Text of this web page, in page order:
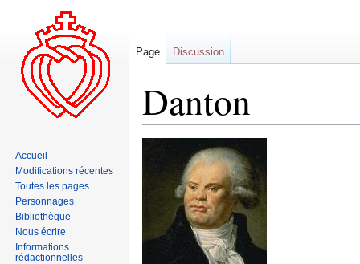
Danton
navigation
recherche
Page Discussion
Accueil
Modifications récentes
Toutes les pages
Personnages
Bibliothèque
Nous écrire
Informations
rédactionnelles